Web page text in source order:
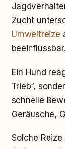
Zucht
Umweltreize
beeinflussbar.
Ein Hund
Trieb“,
schnelle
Geräusche,
Solche